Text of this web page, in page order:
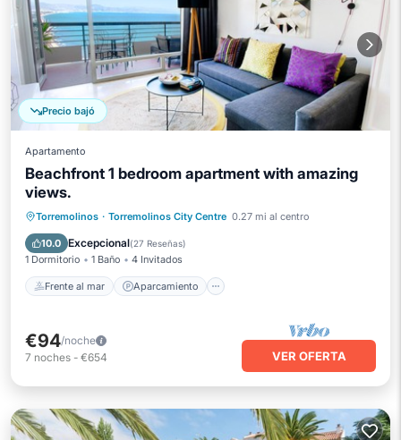
Precio bajó
Apartamento
Beachfront 1 bedroom apartment with amazing
views.
Torremolinos · Torremolinos City Centre 0.27 mi al centro
10.0 Excepcional(27 Reseñas)
1 Dormitorio 1 Baño 4 Invitados
Frente al mar Aparcamiento
Frente al mar Aparcamiento
Piscina
Vista al mar
€94/noche
7 noches - €654 VER OFERTA